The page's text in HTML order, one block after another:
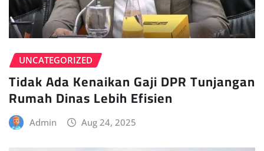
UNCATEGORIZED
Tidak Ada Kenaikan Gaji DPR Tunjangan
Rumah Dinas Lebih Efisien
Admin Aug 24, 2025